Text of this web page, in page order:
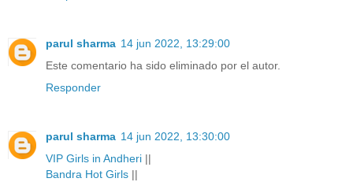
parul sharma 14 jun 2022, 13:29:00
Este comentario ha sido eliminado por el autor.
Responder
parul sharma 14 jun 2022, 13:30:00
VIP Girls in Andheri ||
Bandra Hot Girls ||